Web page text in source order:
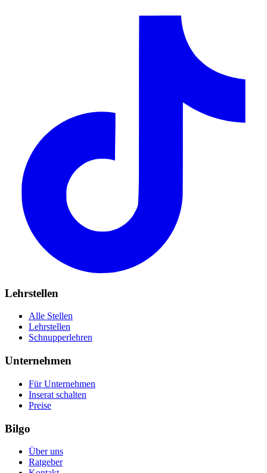
Lehrstellen
Alle Stellen
Lehrstellen
Schnupperlehren
Unternehmen
Für Unternehmen
Inserat schalten
Preise
Bilgo
Über uns
Ratgeber